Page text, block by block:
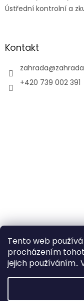
Tento web
procházením
jejich používáním..
Ústřední kontrolní a
Kontakt
zahrada@
+420 739 002 391